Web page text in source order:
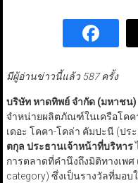
มีผู้อ่านข่าวนี้แล้ว 587 ครั้ง
บริษัท หาดทิพย์ จำกัด (มหาชน)
จำหน่ายผลิตภัณฑ์ในเครือโคค
เดอะ โคคา-โคล่า คัมปะนี (ปร
ตกุล ประธานเจ้าหน้าที่บริหาร
การตลาดที่คำนึงถึงมิติทางเพศ
category) ซึ่งเป็นรางวัลที่มอ